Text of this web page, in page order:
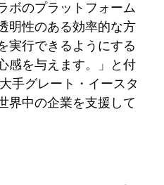
ボのプラットフォーム
明性のある効率的な方
実行できるようにする
感を与えます。」と付
手グレート・イースタ
界中の企業を支援して